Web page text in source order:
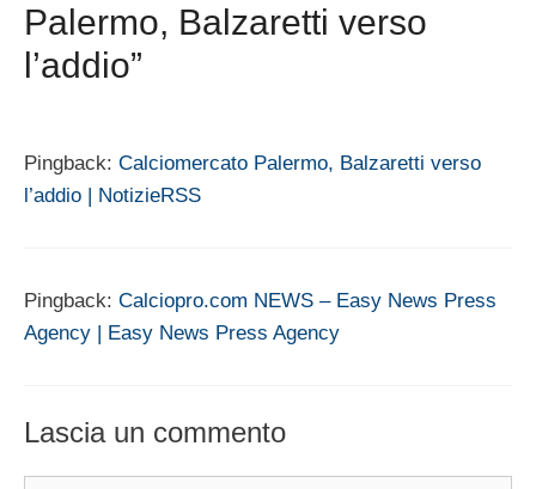
Palermo, Balzaretti verso
l’addio”
Pingback: Calciomercato Palermo, Balzaretti verso
l’addio | NotizieRSS
Pingback: Calciopro.com NEWS – Easy News Press
Agency | Easy News Press Agency
Lascia un commento